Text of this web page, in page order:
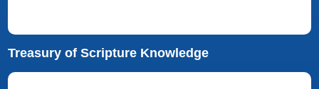
Treasury of Scripture Knowledge